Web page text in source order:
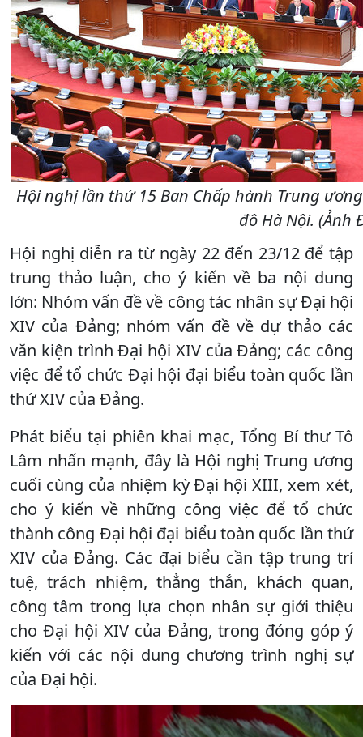
Hội nghị lần thứ 15 Ban Chấp hành Trung
đô Hà Nội. (Ảnh
Hội nghị diễn ra từ ngày 22 đến 23/12 để tập
trung thảo luận, cho ý kiến về ba nội dung
lớn: Nhóm vấn đề về công tác nhân sự Đại hội
XIV của Đảng; nhóm vấn đề về dự thảo các
văn kiện trình Đại hội XIV của Đảng; các công
việc để tổ chức Đại hội đại biểu toàn quốc lần
thứ XIV của Đảng.
Phát biểu tại phiên khai mạc, Tổng Bí thư Tô
Lâm nhấn mạnh, đây là Hội nghị Trung ương
cuối cùng của nhiệm kỳ Đại hội XIII, xem xét,
cho ý kiến về những công việc để tổ chức
thành công Đại hội đại biểu toàn quốc lần thứ
XIV của Đảng. Các đại biểu cần tập trung trí
tuệ, trách nhiệm, thẳng thắn, khách quan,
công tâm trong lựa chọn nhân sự giới thiệu
cho Đại hội XIV của Đảng, trong đóng góp ý
kiến với các nội dung chương trình nghị sự
của Đại hội.